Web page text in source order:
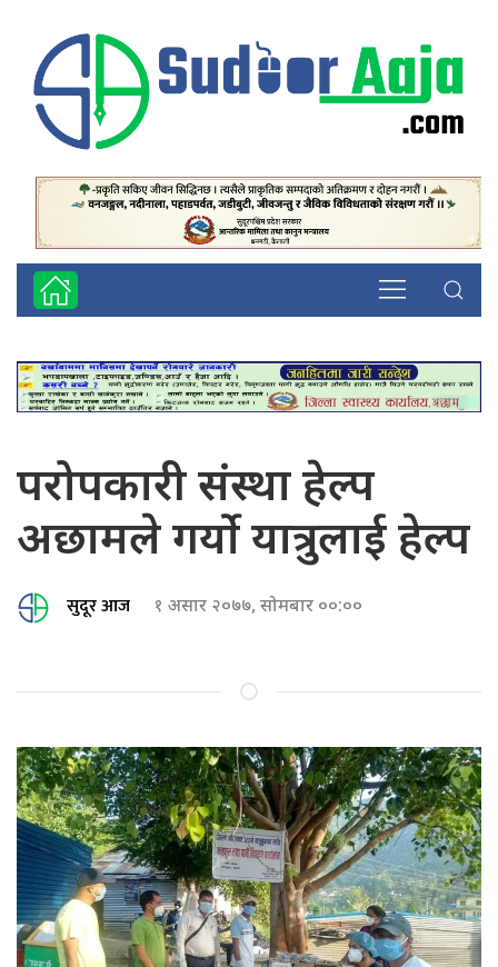
परोपकारी संस्था हेल्प
अछामले गर्यो यात्रुलाई हेल्प
सुदूर आज १ असार २०७७, सोमबार ००:००